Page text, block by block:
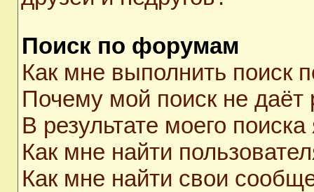
Поиск по форумам
Как мне выполнить
Почему мой поиск не даёт
В результате моего
Как мне найти
Как мне найти свои